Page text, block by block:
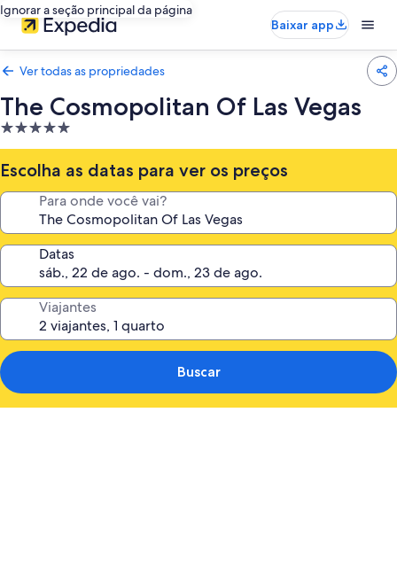
Ignorar a seção principal da página
Baixar app
Ver todas as propriedades
The Cosmopolitan Of Las Vegas
Propriedade
5.0
estrelas
Escolha as datas para ver os preços
Para onde você vai?
Datas
Viajantes
Buscar